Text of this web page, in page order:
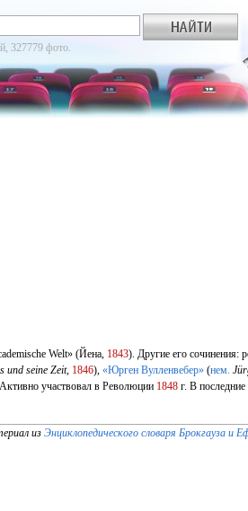
327779 фото.
Welt» (Йена, 1843). Другие его сочинения:
und seine Zeit, 1846), «Юрген Вулленвебер» (нем.
участвовал в Революции 1848 г. В
из Энциклопедического словаря Брокгауза и